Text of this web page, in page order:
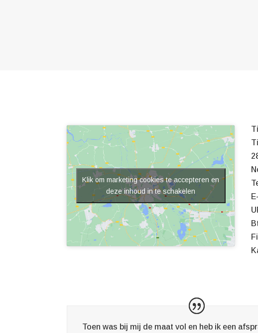
Klik om marketing cookies te accepteren en
deze inhoud in te schakelen
Toen was bij mij de maat vol en heb ik een